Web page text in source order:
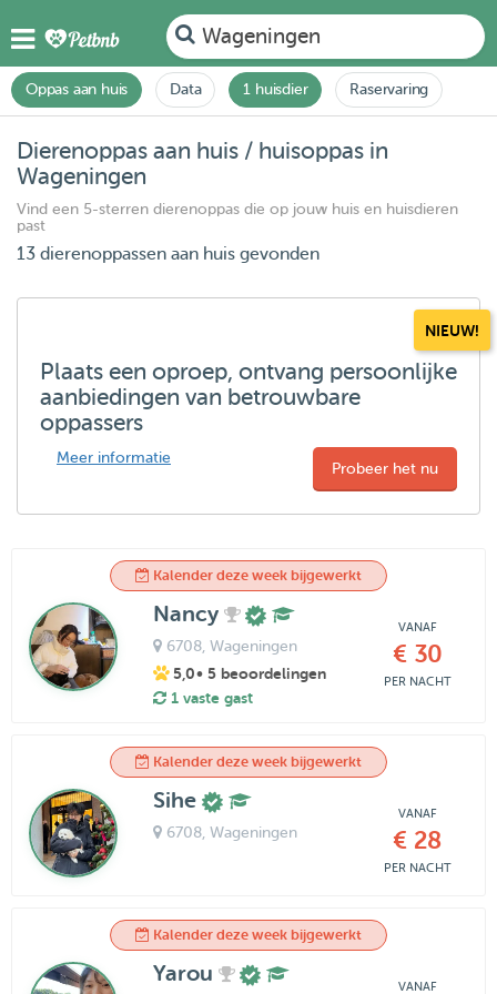
Wageningen
Oppas aan huis Data 1 huisdier Raservaring
Dierenoppas aan huis / huisoppas in
Wageningen
Vind een 5-sterren dierenoppas die op jouw huis en huisdieren
past
13 dierenoppassen aan huis gevonden
NIEUW!
Plaats een oproep, ontvang persoonlijke
aanbiedingen van betrouwbare
oppassers
Meer informatie
Probeer het nu
Kalender deze week bijgewerkt
Nancy
6708, Wageningen
5,0• 5 beoordelingen
1 vaste gast
VANAF
€ 30
PER NACHT
Kalender deze week bijgewerkt
Sihe
6708, Wageningen
VANAF
€ 28
PER NACHT
Kalender deze week bijgewerkt
Yarou
VANAF